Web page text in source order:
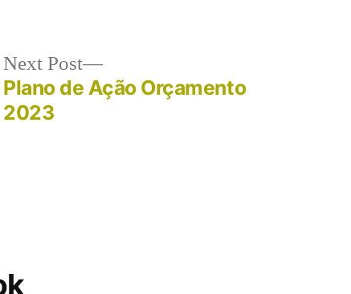
Next Post
Next
post:
Plano de Ação Orçamento
2023